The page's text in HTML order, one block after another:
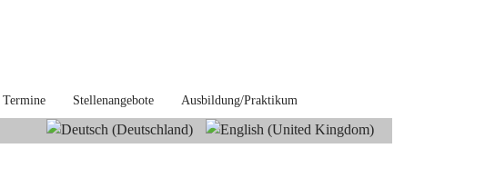
Termine Stellenangebote Ausbildung/Praktikum